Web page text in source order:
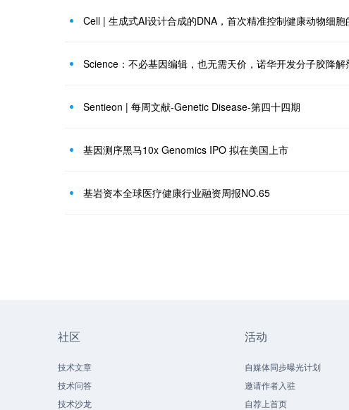
Cell | 生成式AI设计合成的DNA，首次精准控制健康动物细胞
Science：不必基因编辑，也无需天价，诺华开发分子胶降
Sentieon | 每周文献-Genetic Disease-第四十四期
基因测序黑马10x Genomics IPO 拟在美国上市
基岩资本全球医疗健康行业融资周报NO.65
社区
技术文章
技术问答
技术沙龙
活动
自媒体同步曝光计划
邀请作者入驻
自荐上首页